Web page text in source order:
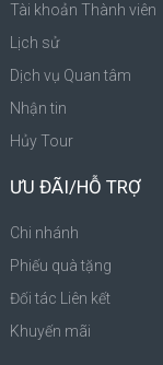
Tài khoản Thành viên
Lịch sử
Dịch vụ Quan tâm
Nhận tin
Hủy Tour
ƯU ĐÃI/HỖ TRỢ
Chi nhánh
Phiếu quà tặng
Đối tác Liên kết
Khuyến mãi